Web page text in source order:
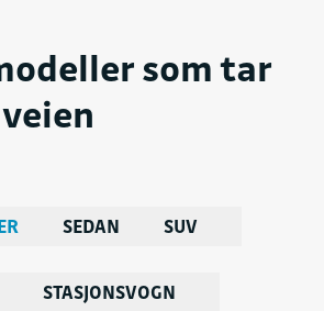
som tar
SEDAN SUV
STASJONSVOGN